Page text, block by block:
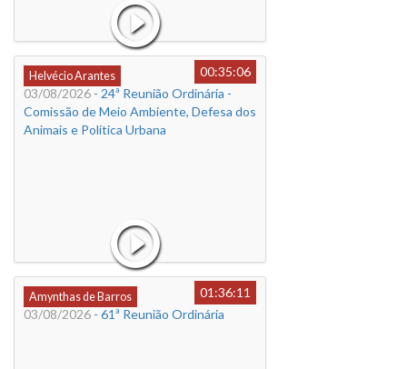
Helvécio Arantes
00:35:06
03/08/2026 - 24ª Reunião Ordinária -
Comissão de Meio Ambiente, Defesa dos
Animais e Política Urbana
Amynthas de Barros
01:36:11
03/08/2026 - 61ª Reunião Ordinária